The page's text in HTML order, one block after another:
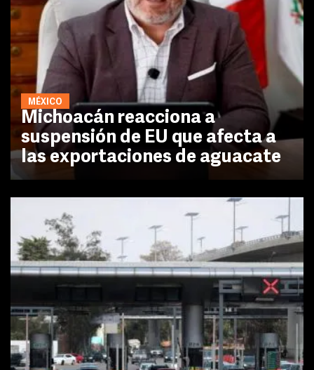
MÉXICO
Michoacán reacciona a
suspensión de EU que afecta a
las exportaciones de aguacate